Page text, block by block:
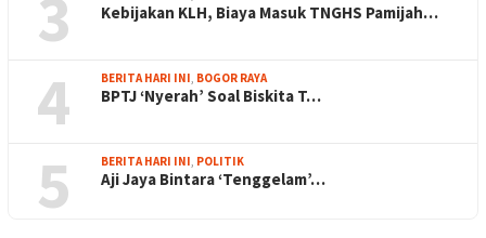
3 Kebijakan KLH, Biaya Masuk TNGHS Pamijah…
4 BERITA HARI INI, BOGOR RAYA
BPTJ ‘Nyerah’ Soal Biskita T…
5 BERITA HARI INI, POLITIK
Aji Jaya Bintara ‘Tenggelam’…